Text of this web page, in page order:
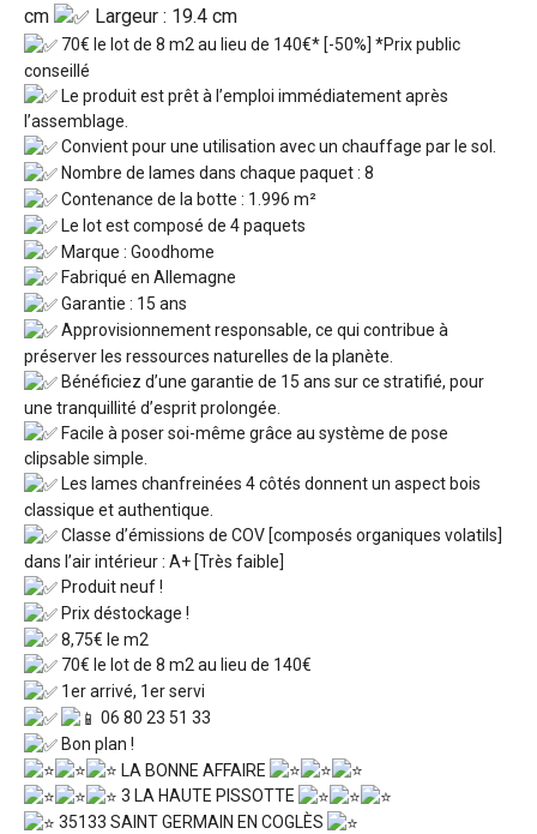
cm
Largeur : 19.4 cm
70€ le lot de 8 m2 au lieu de 140€* [-50%] *Prix public
conseillé
Le produit est prêt à l’emploi immédiatement après
l’assemblage.
Convient pour une utilisation avec un chauffage par le sol.
Nombre de lames dans chaque paquet : 8
Contenance de la botte : 1.996 m²
Le lot est composé de 4 paquets
Marque : Goodhome
Fabriqué en Allemagne
Garantie : 15 ans
Approvisionnement responsable, ce qui contribue à
préserver les ressources naturelles de la planète.
Bénéficiez d’une garantie de 15 ans sur ce stratifié, pour
une tranquillité d’esprit prolongée.
Facile à poser soi-même grâce au système de pose
clipsable simple.
Les lames chanfreinées 4 côtés donnent un aspect bois
classique et authentique.
Classe d’émissions de COV [composés organiques volatils]
dans l’air intérieur : A+ [Très faible]
Produit neuf !
Prix déstockage !
8,75€ le m2
70€ le lot de 8 m2 au lieu de 140€
1er arrivé, 1er servi
06 80 23 51 33
Bon plan !
LA BONNE AFFAIRE
3 LA HAUTE PISSOTTE
35133 SAINT GERMAIN EN COGLÈS